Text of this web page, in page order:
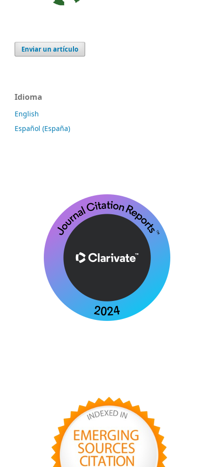
Enviar un artículo
Idioma
English
Español (España)